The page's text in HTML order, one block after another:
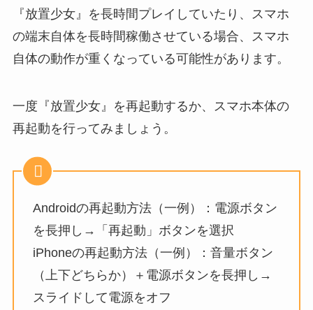
『放置少女』を長時間プレイしていたり、スマホ
の端末自体を長時間稼働させている場合、スマホ
自体の動作が重くなっている可能性があります。
一度『放置少女』を再起動するか、スマホ本体の
再起動を行ってみましょう。
Androidの再起動方法（一例）：電源ボタン
を長押し→「再起動」ボタンを選択
iPhoneの再起動方法（一例）：音量ボタン
（上下どちらか）＋電源ボタンを長押し→
スライドして電源をオフ